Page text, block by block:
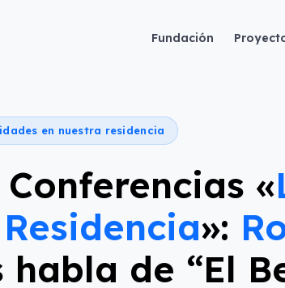
en nuestra residencia
«
»:
habla de “El
Fundación